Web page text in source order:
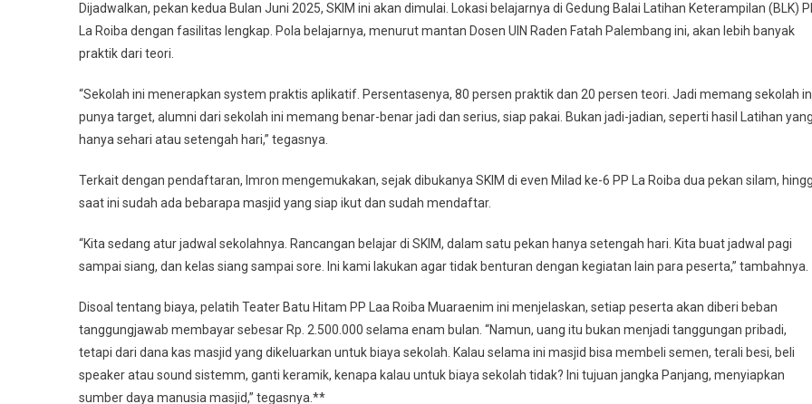
Dijadwalkan, pekan kedua Bulan Juni 2025, SKIM ini akan dimulai. Lokasi belajarnya di Gedung Balai Latihan Keterampilan (BLK)
La Roiba dengan fasilitas lengkap. Pola belajarnya, menurut mantan Dosen UIN Raden Fatah Palembang ini, akan lebih banyak
praktik dari teori.
“Sekolah ini menerapkan system praktis aplikatif. Persentasenya, 80 persen praktik dan 20 persen teori. Jadi memang sekolah
punya target, alumni dari sekolah ini memang benar-benar jadi dan serius, siap pakai. Bukan jadi-jadian, seperti hasil Latihan
hanya sehari atau setengah hari,” tegasnya.
Terkait dengan pendaftaran, Imron mengemukakan, sejak dibukanya SKIM di even Milad ke-6 PP La Roiba dua pekan silam,
saat ini sudah ada bebarapa masjid yang siap ikut dan sudah mendaftar.
“Kita sedang atur jadwal sekolahnya. Rancangan belajar di SKIM, dalam satu pekan hanya setengah hari. Kita buat jadwal pagi
sampai siang, dan kelas siang sampai sore. Ini kami lakukan agar tidak benturan dengan kegiatan lain para peserta,” tambahnya.
Disoal tentang biaya, pelatih Teater Batu Hitam PP Laa Roiba Muaraenim ini menjelaskan, setiap peserta akan diberi beban
tanggungjawab membayar sebesar Rp. 2.500.000 selama enam bulan. “Namun, uang itu bukan menjadi tanggungan pribadi,
tetapi dari dana kas masjid yang dikeluarkan untuk biaya sekolah. Kalau selama ini masjid bisa membeli semen, terali besi, beli
speaker atau sound sistemm, ganti keramik, kenapa kalau untuk biaya sekolah tidak? Ini tujuan jangka Panjang, menyiapkan
sumber daya manusia masjid,” tegasnya.**